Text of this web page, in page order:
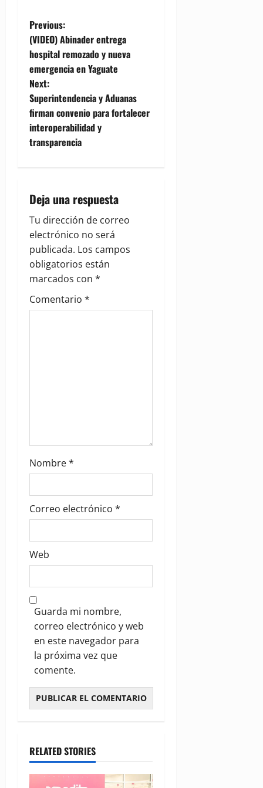
P
o
s
t
n
a
i
g
a
t
i
Previous:
(VIDEO) Abinader entrega
hospital remozado y nueva
emergencia en Yaguate
Next:
Superintendencia y Aduanas
firman convenio para fortalecer
interoperabilidad y
transparencia
Deja una respuesta
Tu dirección de correo
electrónico no será
publicada. Los campos
obligatorios están
marcados con *
Comentario *
Nombre*
Correo electrónico *
Web
Guarda mi nombre,
correo electrónico y web
en este navegador para
la próxima vez que
comente.
RELATED STORIES